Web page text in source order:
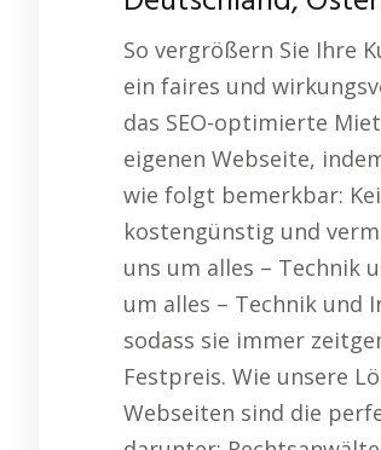
So vergrößern Sie Ihre
ein faires und
das SEO-optimierte
eigenen Webseite,
wie folgt bemerkbar:
kostengünstig und
uns um alles – Technik
um alles – Technik und
sodass sie immer
Festpreis. Wie unsere
Webseiten sind die